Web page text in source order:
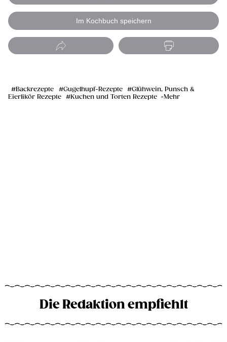
Im Kochbuch speichern
Backrezepte Gugelhupf-Rezepte
Glühwein, Punsch &
Eierlikör Rezepte
Kuchen und Torten Rezepte Mehr
Die Redaktion empfiehlt